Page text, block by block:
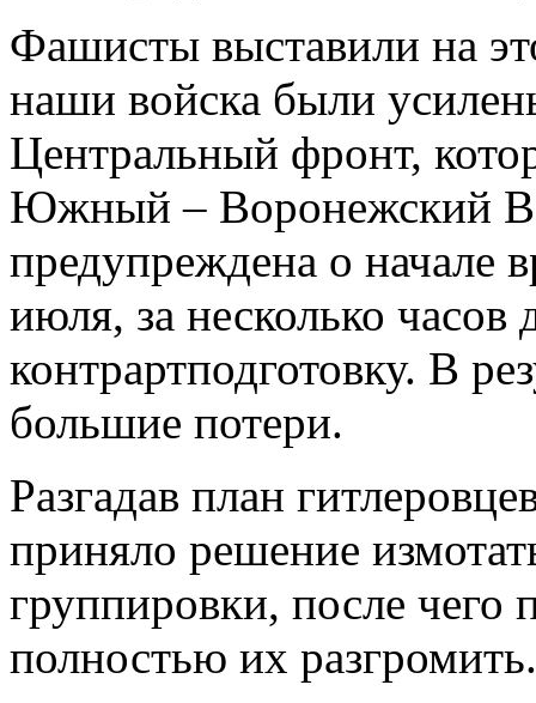
Фашисты выставили на
наши войска были
Центральный фронт,
Южный – Воронежский
предупреждена о начале
июля, за несколько часов
контрартподготовку. В
большие потери.
Разгадав план
приняло решение
группировки, после чего
полностью их разгромить.